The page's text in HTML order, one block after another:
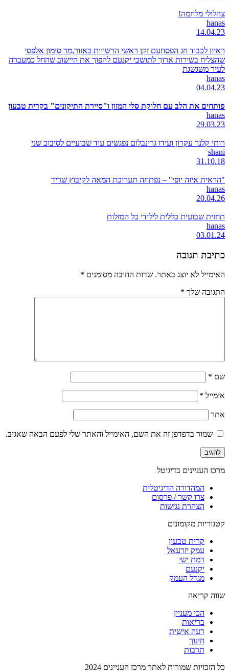
צהלולי מלחמה!
hanas
14.04.23
ראיון לכבוד חג הפסחעם זקן ראשי הרשויות באזור,מר סימון אלפסי
שהצליח בשירות ארוך לתושבי יקנעם להפוך את היישוב שהחל כמעברה
לעיר משגשגת
hanas
04.04.23
פותחים את הלב עם חלוקת סלי המזון ו"סיירת התיקונים" בקרית טבעון
hanas
29.03.23
רותי קלנר עקרון ועידו גרינבלום נפגשים עוד שבועיים לסיבוב שני
shani
31.10.18
"הראית איזה יופי" – נפתחה תערוכת המאה לקיבוץ שריד
hanas
20.04.26
תחזית שבועית כללית לילידי כל המזלות
hanas
03.01.24
כתיבת תגובה
האימייל לא יוצג באתר. שדות החובה מסומנים *
התגובה שלך *
שם *
אימייל *
אתר
שמור בדפדפן זה את השם, האימייל והאתר שלי לפעם הבאה שאגיב.
מרכז העניינים בדיגיטל
המהדורה הדיגיטלית
צרו קשר / פרסום
הצהרת נגישות
קטגוריות מקומונים
קרית טבעון
עמק יזרעאל
רמת ישי
יקנעם
מגדל העמק
שווה קריאה
הכי מעניין
בריאות
דעה אישית
חינוך
תרבות
כל הזכויות שמורות לאתר מרכז העניינים 2024